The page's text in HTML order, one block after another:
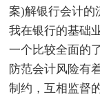
案)解银行会计的
我在银行的基础
一个比较全面的
防范会计风险有
制约，互相监督